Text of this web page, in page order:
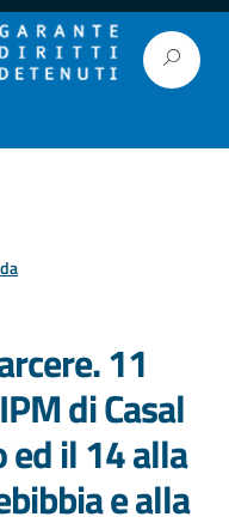
11
di Casal
il 14 alla
e alla